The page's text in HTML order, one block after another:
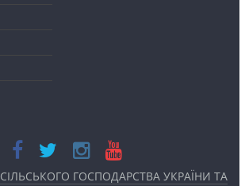
ГОСПОДАРСТВА УКРАЇНИ ТА